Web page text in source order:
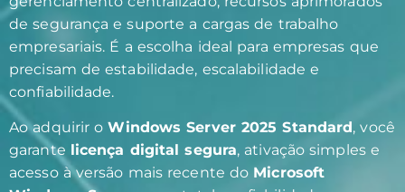
de segurança e suporte a cargas de trabalho
empresariais. É a escolha ideal para empresas que
precisam de estabilidade, escalabilidade e
confiabilidade.
Ao adquirir oWindows Server 2025 Standard, você
garante licença digital segura, ativação simples e
acesso à versão mais recente do Microsoft